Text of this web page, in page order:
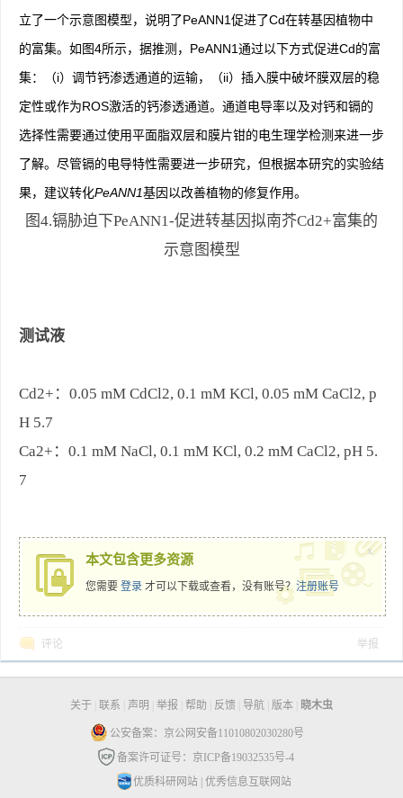
立了一个示意图模型，说明了PeANN1促进了Cd在转基因植物中
的富集。如图4所示，据推测，PeANN1通过以下方式促进Cd的富
集：（i）调节钙渗透通道的运输，（ii）插入膜中破坏膜双层的稳
定性或作为ROS激活的钙渗透通道。通道电导率以及对钙和镉的
选择性需要通过使用平面脂双层和膜片钳的电生理学检测来进一步
了解。尽管镉的电导特性需要进一步研究，但根据本研究的实验结
果，建议转化PeANN1基因以改善植物的修复作用。
图4.镉胁迫下PeANN1-促进转基因拟南芥Cd2+富集的
示意图模型
测试液
Cd2+：0.05 mM CdCl2, 0.1 mM KCl, 0.05 mM CaCl2, p
H 5.7
Ca2+：0.1 mM NaCl, 0.1 mM KCl, 0.2 mM CaCl2, pH 5.
7
本文包含更多资源
您需要 登录 才可以下载或查看，没有账号？ 注册账号
x
评论 举报
关于 联系 声明 举报 帮助 反馈 导航 版本 晓木虫
公安备案：京公网安备11010802030280号
备案许可证号：京ICP备19032535号-4
优质科研网站| 优秀信息互联网站